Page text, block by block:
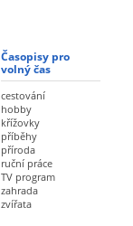
Časopisy pro
volný čas
cestování
hobby
křížovky
příběhy
příroda
ruční práce
TV program
zahrada
zvířata